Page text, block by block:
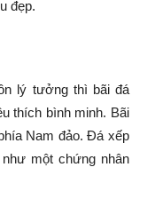
đẹp.
lý tưởng thì bãi đá
thích bình minh. Bãi
Nam đảo. Đá xếp
một chứng nhân